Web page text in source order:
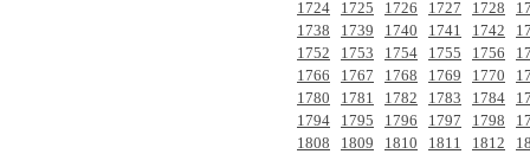
1724
1725 1726 1727 1728
1738
1739 1740 1741 1742
1752
1753 1754 1755 1756
1766
1767 1768 1769 1770
1780
1781 1782 1783 1784
1794
1795 1796 1797 1798
1808
1809 1810 1811 1812